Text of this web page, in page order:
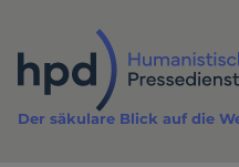
Inhalt
Der säkulare Blick auf die